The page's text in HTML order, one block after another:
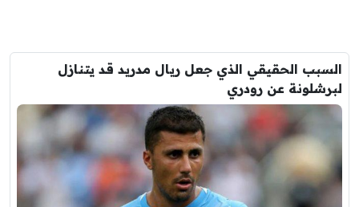
السبب الحقيقي الذي جعل ريال مدريد قد يتنازل
لبرشلونة عن رودري